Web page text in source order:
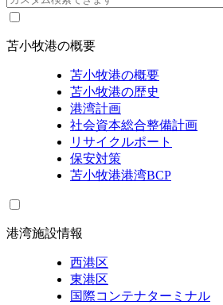
苫小牧港の概要
苫小牧港の概要
苫小牧港の歴史
港湾計画
社会資本総合整備計画
リサイクルポート
保安対策
苫小牧港港湾BCP
港湾施設情報
西港区
東港区
国際コンテナターミナル